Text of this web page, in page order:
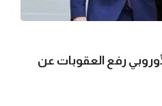
رفع العقوبات عن